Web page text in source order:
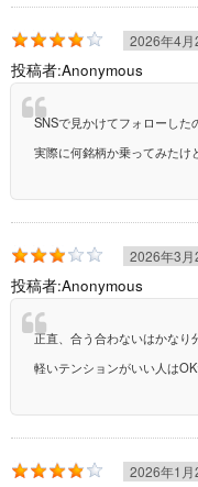
2026年4月
投稿者:Anonymous
SNSで見かけてフォローした
実際に何銘柄か乗ってみたけ
2026年3月
投稿者:Anonymous
正直、合う合わないはかなり
軽いテンションがいい人は
2026年1月